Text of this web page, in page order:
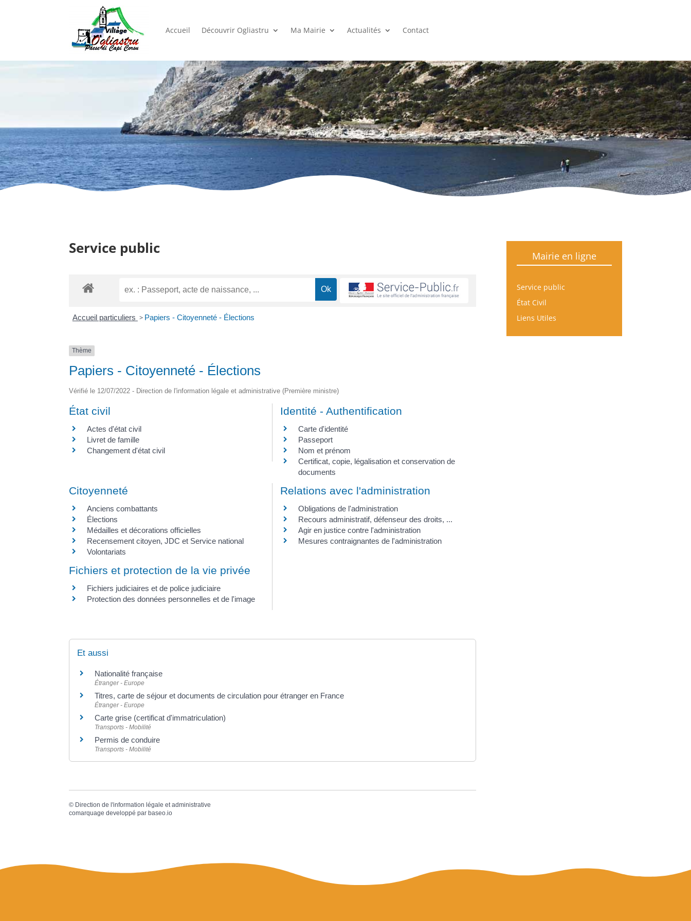
Accueil Découvrir Ogliastru Ma Mairie Actualités Contact
Service public
Accueil particuliers > Papiers - Citoyenneté - Élections
Thème
Papiers - Citoyenneté - Élections
Vérifié le 12/07/2022 - Direction de l'information légale et administrative (Première ministre)
État civil
Actes d'état civil
Livret de famille
Changement d'état civil
Identité - Authentification
Carte d'identité
Passeport
Nom et prénom
Certificat, copie, légalisation et conservation de
documents
Citoyenneté
Anciens combattants
Élections
Médailles et décorations officielles
Recensement citoyen, JDC et Service national
Volontariats
Relations avec l'administration
Obligations de l'administration
Recours administratif, défenseur des droits, ...
Agir en justice contre l'administration
Mesures contraignantes de l'administration
Fichiers et protection de la vie privée
Fichiers judiciaires et de police judiciaire
Protection des données personnelles et de l'image
Et aussi
Nationalité française
Étranger - Europe
Titres, carte de séjour et documents de circulation pour étranger en France
Étranger - Europe
Carte grise (certificat d'immatriculation)
Transports - Mobilité
Permis de conduire
Transports - Mobilité
© Direction de l'information légale et administrative
comarquage developpé parbaseo.io
Mairie en ligne
Service public
État Civil
Liens Utiles